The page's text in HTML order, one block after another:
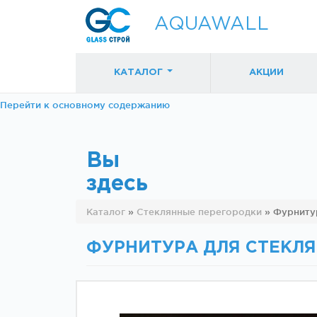
Перейти к основному содержанию
AQUAWALL
КАТАЛОГ
раздвижных
механизмы)
раздвижных
механизмы)
АКЦИИ
Вы
здесь
Каталог » Стеклянные перегородки »
ФУРНИТУРА ДЛЯ